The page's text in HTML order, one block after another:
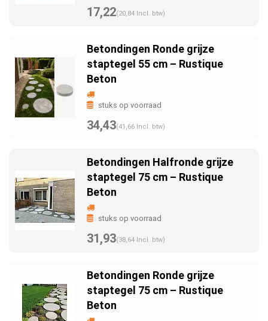
17,22(20,84 Incl. btw)
Betondingen Ronde grijze
staptegel 55 cm – Rustique
Beton
stuks op voorraad
34,43(41,66 Incl. btw)
Betondingen Halfronde grijze
staptegel 75 cm – Rustique
Beton
stuks op voorraad
31,93(38,64 Incl. btw)
Betondingen Ronde grijze
staptegel 75 cm – Rustique
Beton